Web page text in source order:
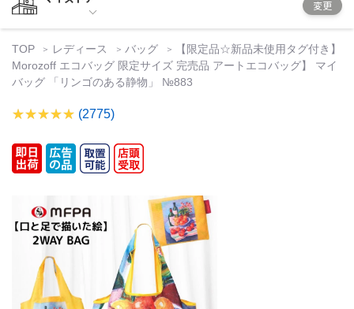
変更
TOP レディース バッグ
【限定品☆新品未使用タグ付き】
Morozoff エコバッグ 限定サイズ 完売品 アートエコバッグ】 マイ
バッグ 「リンゴのある静物」 №883
(2775)